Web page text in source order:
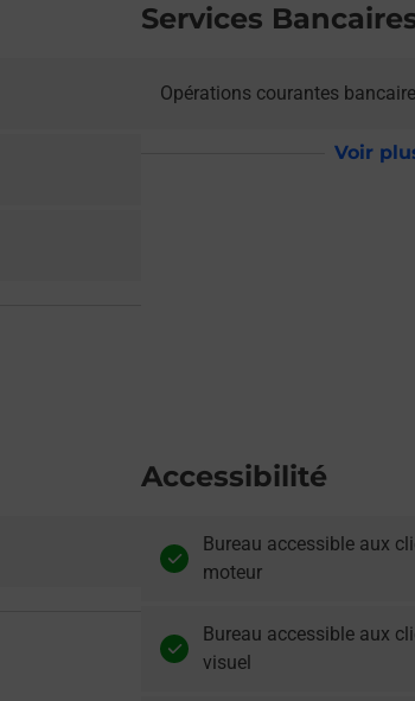
Services
Opérations courantes
Voir
Accessibilité
Bureau accessible aux
moteur
Bureau accessible aux
visuel